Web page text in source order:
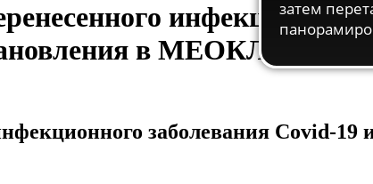
в МЕОКЛИНИКЕ
заболевания Covid-19